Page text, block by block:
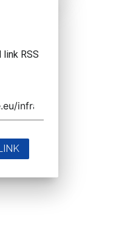
RSS